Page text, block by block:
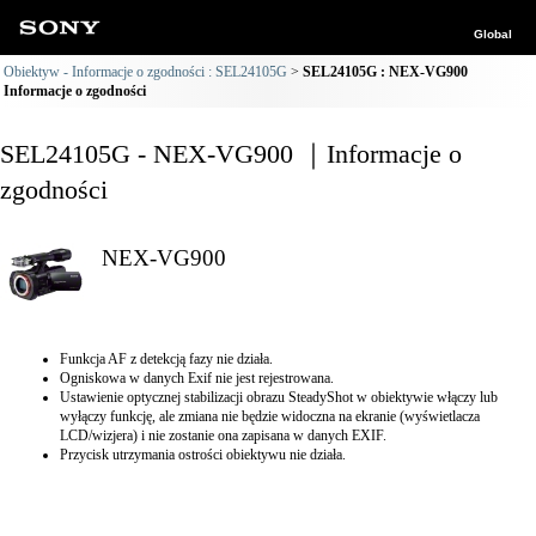
Global
Obiektyw - Informacje o zgodności : SEL24105G
SEL24105G : NEX-VG900
Informacje o zgodności
SEL24105G - NEX-VG900 ｜Informacje o
zgodności
NEX-VG900
Funkcja AF z detekcją fazy nie działa.
Ogniskowa w danych Exif nie jest rejestrowana.
Ustawienie optycznej stabilizacji obrazu SteadyShot w obiektywie włączy lub
wyłączy funkcję, ale zmiana nie będzie widoczna na ekranie (wyświetlacza
LCD/wizjera) i nie zostanie ona zapisana w danych EXIF.
Przycisk utrzymania ostrości obiektywu nie działa.